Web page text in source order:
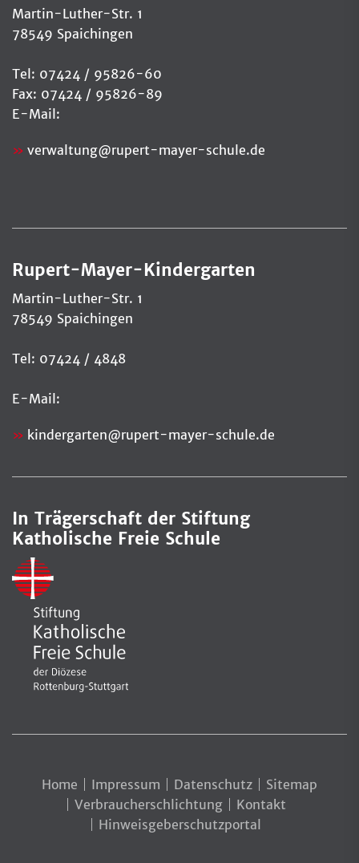
Martin-Luther-Str. 1
78549 Spaichingen
Tel: 07424 / 95826-60
Fax: 07424 / 95826-89
E-Mail:
verwaltung@rupert-mayer-schule.de
Rupert-Mayer-Kindergarten
Martin-Luther-Str. 1
78549 Spaichingen
Tel: 07424 / 4848
E-Mail:
kindergarten@rupert-mayer-schule.de
In Trägerschaft der Stiftung
Katholische Freie Schule
Home Impressum Datenschutz
Sitemap
Verbraucherschlichtung
Kontakt
Hinweisgeberschutzportal